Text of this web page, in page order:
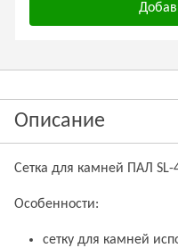
Описание
Сетка для камней ПАЛ
Особенности:
сетку для камней